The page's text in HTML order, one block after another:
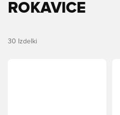
ROKAVICE
30 Izdelki